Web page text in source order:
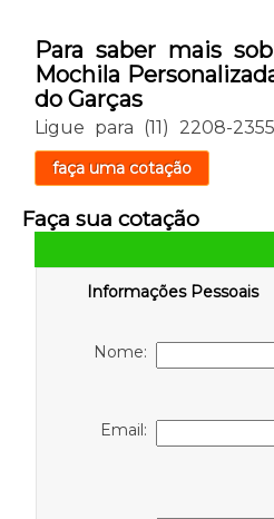
Para saber mais
Mochila
do Garças
Ligue para (11) 2208-2355
faça uma cotação
Faça sua cotação
Informações Pessoais
Nome:
Email: